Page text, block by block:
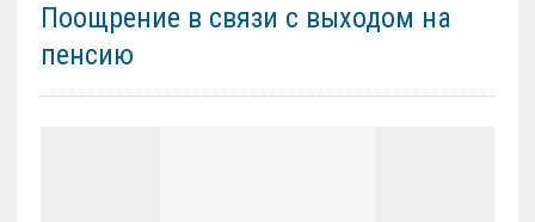
Поощрение в связи с выходом на
пенсию